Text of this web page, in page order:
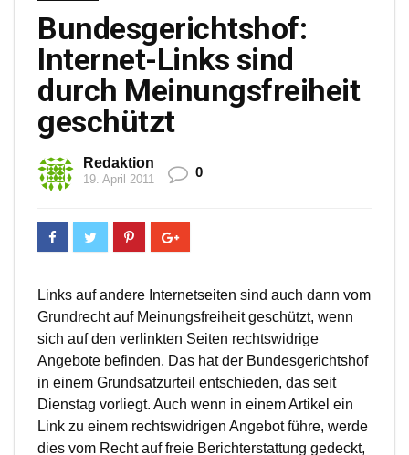
Bundesgerichtshof:
Internet-Links sind
durch Meinungsfreiheit
geschützt
Redaktion
19. April 2011 0
Links auf andere Internetseiten sind auch dann vom
Grundrecht auf Meinungsfreiheit geschützt, wenn
sich auf den verlinkten Seiten rechtswidrige
Angebote befinden. Das hat der Bundesgerichtshof
in einem Grundsatzurteil entschieden, das seit
Dienstag vorliegt. Auch wenn in einem Artikel ein
Link zu einem rechtswidrigen Angebot führe, werde
dies vom Recht auf freie Berichterstattung gedeckt,